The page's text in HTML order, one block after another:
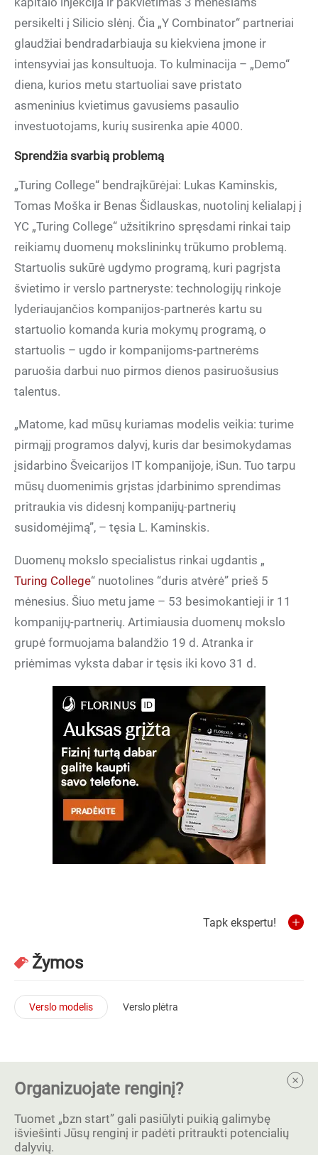
persikelti į Silicio slėnį. Čia „Y Combinator“ partneriai
glaudžiai bendradarbiauja su kiekviena įmone ir
intensyviai jas konsultuoja. To kulminacija – „Demo“
diena, kurios metu startuoliai save pristato
asmeninius kvietimus gavusiems pasaulio
investuotojams, kurių susirenka apie 4000.
Sprendžia svarbią problemą
„Turing College“ bendraįkūrėjai: Lukas Kaminskis,
Tomas Moška ir Benas Šidlauskas, nuotolinį kelialapį į
YC „Turing College“ užsitikrino spręsdami rinkai taip
reikiamų duomenų mokslininkų trūkumo problemą.
Startuolis sukūrė ugdymo programą, kuri pagrįsta
švietimo ir verslo partneryste: technologijų rinkoje
lyderiaujančios kompanijos-partnerės kartu su
startuolio komanda kuria mokymų programą, o
startuolis – ugdo ir kompanijoms-partnerėms
paruošia darbui nuo pirmos dienos pasiruošusius
talentus.
„Matome, kad mūsų kuriamas modelis veikia: turime
pirmąjį programos dalyvį, kuris dar besimokydamas
įsidarbino Šveicarijos IT kompanijoje, iSun. Tuo tarpu
mūsų duomenimis grįstas įdarbinimo sprendimas
pritraukia vis didesnį kompanijų-partnerių
susidomėjimą”, – tęsia L. Kaminskis.
Duomenų mokslo specialistus rinkai ugdantis „
Turing College“ nuotolines “duris atvėrė” prieš 5
mėnesius. Šiuo metu jame – 53 besimokantieji ir 11
kompanijų-partnerių. Artimiausia duomenų mokslo
grupė formuojama balandžio 19 d. Atranka ir
priėmimas vyksta dabar ir tęsis iki kovo 31 d.
Tapk ekspertu!
Žymos
Verslo modelis Verslo plėtra
Organizuojate renginį?
Tuomet „bzn start” gali pasiūlyti puikią galimybę
išviešinti Jūsų renginį ir padėti pritraukti potencialių
dalyvių.